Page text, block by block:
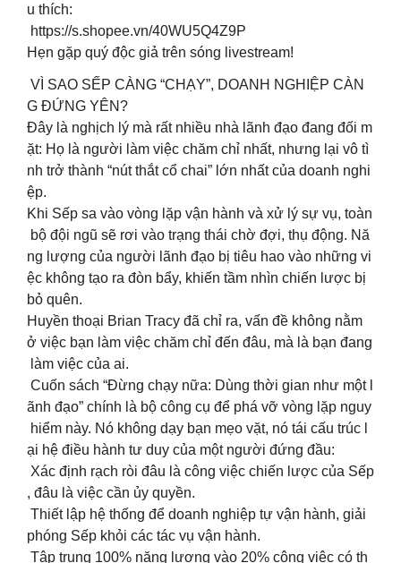
u thích:
https://s.shopee.vn/40WU5Q4Z9P
Hẹn gặp quý độc giả trên sóng livestream!
VÌ SAO SẾP CÀNG “CHẠY”, DOANH NGHIỆP CÀN
G ĐỨNG YÊN?
Đây là nghịch lý mà rất nhiều nhà lãnh đạo đang đối m
ặt: Họ là người làm việc chăm chỉ nhất, nhưng lại vô tì
nh trở thành “nút thắt cổ chai” lớn nhất của doanh nghi
ệp.
Khi Sếp sa vào vòng lặp vận hành và xử lý sự vụ, toàn
bộ đội ngũ sẽ rơi vào trạng thái chờ đợi, thụ động. Nă
ng lượng của người lãnh đạo bị tiêu hao vào những vi
ệc không tạo ra đòn bẩy, khiến tầm nhìn chiến lược bị
bỏ quên.
Huyền thoại Brian Tracy đã chỉ ra, vấn đề không nằm
ở việc bạn làm việc chăm chỉ đến đâu, mà là bạn đang
làm việc của ai.
Cuốn sách “Đừng chạy nữa: Dùng thời gian như một l
ãnh đạo” chính là bộ công cụ để phá vỡ vòng lặp nguy
hiểm này. Nó không dạy bạn mẹo vặt, nó tái cấu trúc l
ại hệ điều hành tư duy của một người đứng đầu:
Xác định rạch ròi đâu là công việc chiến lược của Sếp
, đâu là việc cần ủy quyền.
Thiết lập hệ thống để doanh nghiệp tự vận hành, giải
phóng Sếp khỏi các tác vụ vận hành.
Tập trung 100% năng lượng vào 20% công việc có th